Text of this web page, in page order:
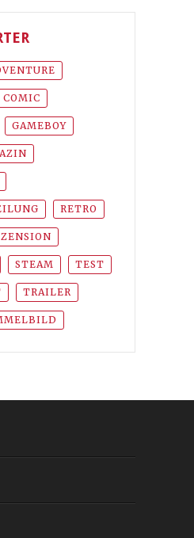
COMIC
GAMEBOY
RETRO
STEAM TEST
TRAILER